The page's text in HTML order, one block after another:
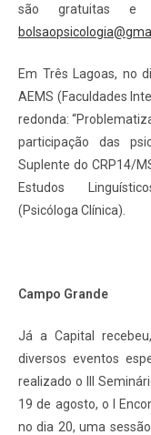
são gratuitas e
Em Três Lagoas, no
AEMS (Faculdades
redonda:
participação das
Suplente do CRP14/
Estudos
(Psicóloga Clínica).
Campo Grande
Já a Capital
diversos eventos
realizado o III
19 de agosto, o I
no dia 20, uma